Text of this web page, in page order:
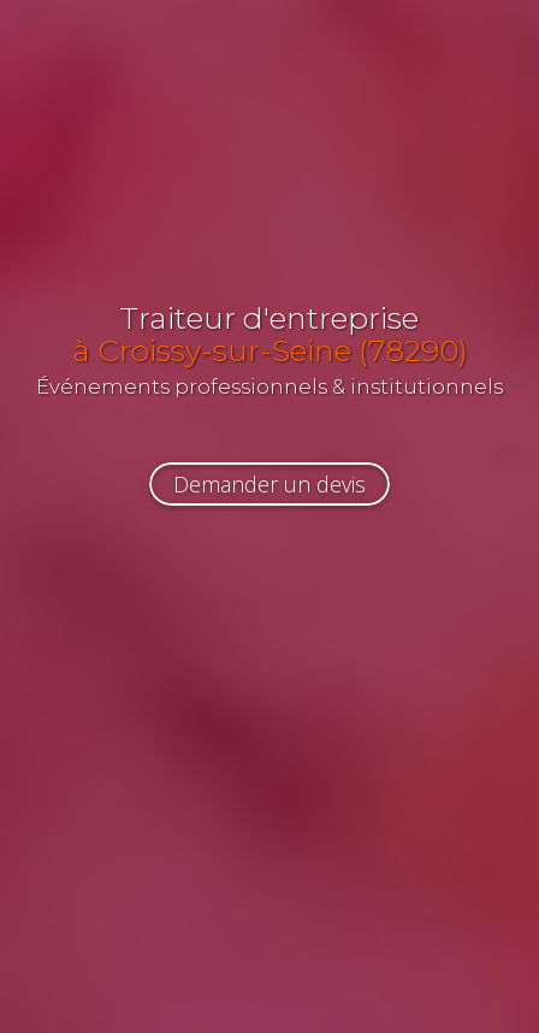
Traiteur d'entreprise
à Croissy-sur-Seine (78290)
Événements professionnels & institutionnels
Demander un devis